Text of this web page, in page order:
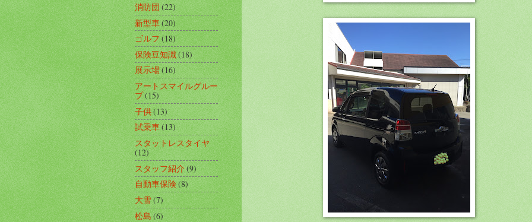
消防団(22)
新型車(20)
ゴルフ(18)
保険豆知識(18)
展示場(16)
アートスマイルグルー
プ(15)
子供(13)
試乗車(13)
スタットレスタイヤ
(12)
スタッフ紹介(9)
自動車保険(8)
大雪(7)
松島 (6)